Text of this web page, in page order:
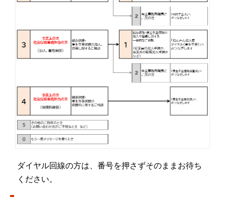
ダイヤル回線の方は、番号を押さずそのままお待ち
ください。